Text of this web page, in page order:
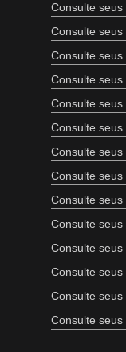
Consulte
Consulte
Consulte
Consulte
Consulte
Consulte
Consulte
Consulte
Consulte
Consulte
Consulte
Consulte
Consulte
Consulte